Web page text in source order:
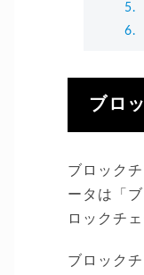
ブロ
ブロック
ータは「
ロックチ
ブロック